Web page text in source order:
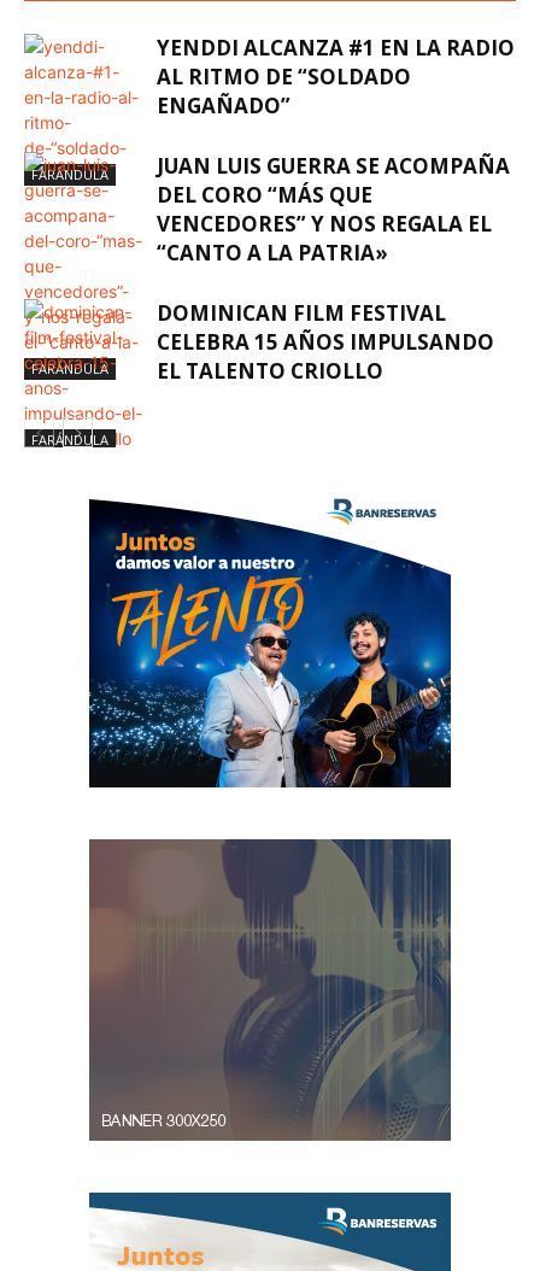
FARÁNDULA
YENDDI ALCANZA #1 EN LA RADIO
AL RITMO DE “SOLDADO
ENGAÑADO”
FARÁNDULA
JUAN LUIS GUERRA SE ACOMPAÑA
DEL CORO “MÁS QUE
VENCEDORES” Y NOS REGALA EL
“CANTO A LA PATRIA»
FARÁNDULA
DOMINICAN FILM FESTIVAL
CELEBRA 15 AÑOS IMPULSANDO
EL TALENTO CRIOLLO